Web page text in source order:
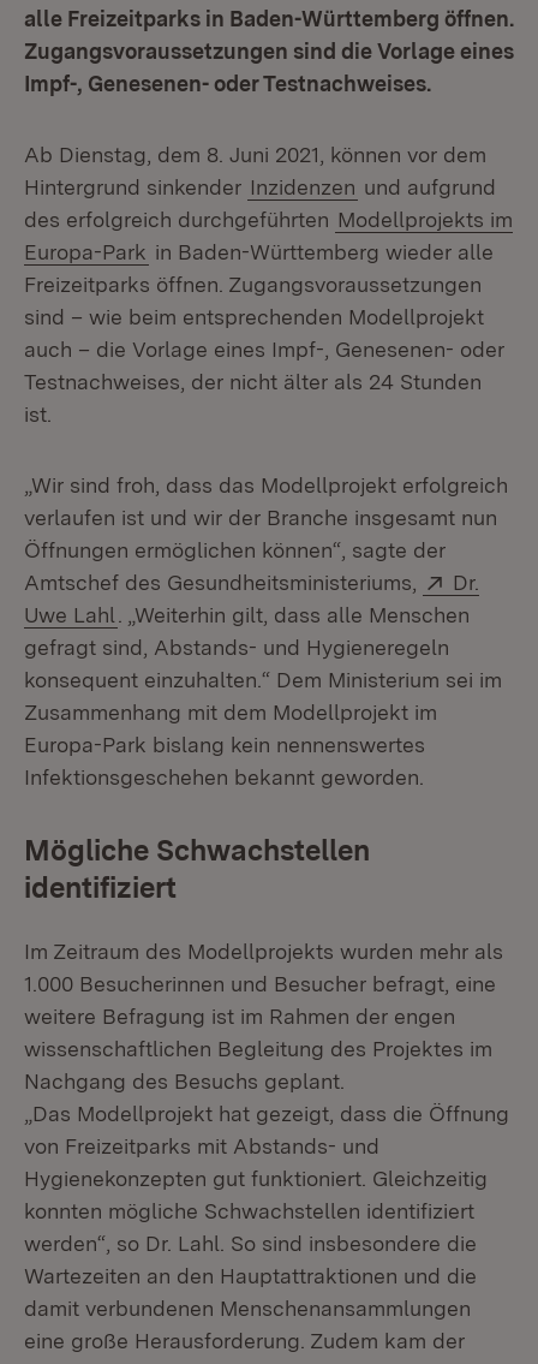
alle Freizeitparks in Baden-Württemberg öffnen.
Zugangsvoraussetzungen sind die Vorlage eines
Impf-, Genesenen- oder Testnachweises.
Ab Dienstag, dem 8. Juni 2021, können vor dem
Hintergrund sinkender Inzidenzen und aufgrund
des erfolgreich durchgeführten Modellprojekts im
Europa-Park in Baden-Württemberg wieder alle
Freizeitparks öffnen. Zugangsvoraussetzungen
sind – wie beim entsprechenden Modellprojekt
auch – die Vorlage eines Impf-, Genesenen- oder
Testnachweises, der nicht älter als 24 Stunden
ist.
„Wir sind froh, dass das Modellprojekt erfolgreich
verlaufen ist und wir der Branche insgesamt nun
Öffnungen ermöglichen können“, sagte der
Amtschef des Gesundheitsministeriums,
Extern:
Dr.
Uwe Lahl (Öffnet in neuem Fenster)
. „Weiterhin gilt, dass alle Menschen
gefragt sind, Abstands- und Hygieneregeln
konsequent einzuhalten.“ Dem Ministerium sei im
Zusammenhang mit dem Modellprojekt im
Europa-Park bislang kein nennenswertes
Infektionsgeschehen bekannt geworden.
Mögliche Schwachstellen
identifiziert
Im Zeitraum des Modellprojekts wurden mehr als
1.000 Besucherinnen und Besucher befragt, eine
weitere Befragung ist im Rahmen der engen
wissenschaftlichen Begleitung des Projektes im
Nachgang des Besuchs geplant.
„Das Modellprojekt hat gezeigt, dass die Öffnung
von Freizeitparks mit Abstands- und
Hygienekonzepten gut funktioniert. Gleichzeitig
konnten mögliche Schwachstellen identifiziert
werden“, so Dr. Lahl. So sind insbesondere die
Wartezeiten an den Hauptattraktionen und die
damit verbundenen Menschenansammlungen
eine große Herausforderung. Zudem kam der